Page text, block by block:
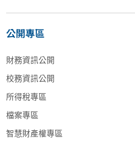
公開專區
財務資訊公開
校務資訊公開
所得稅專區
檔案專區
智慧財產權專區